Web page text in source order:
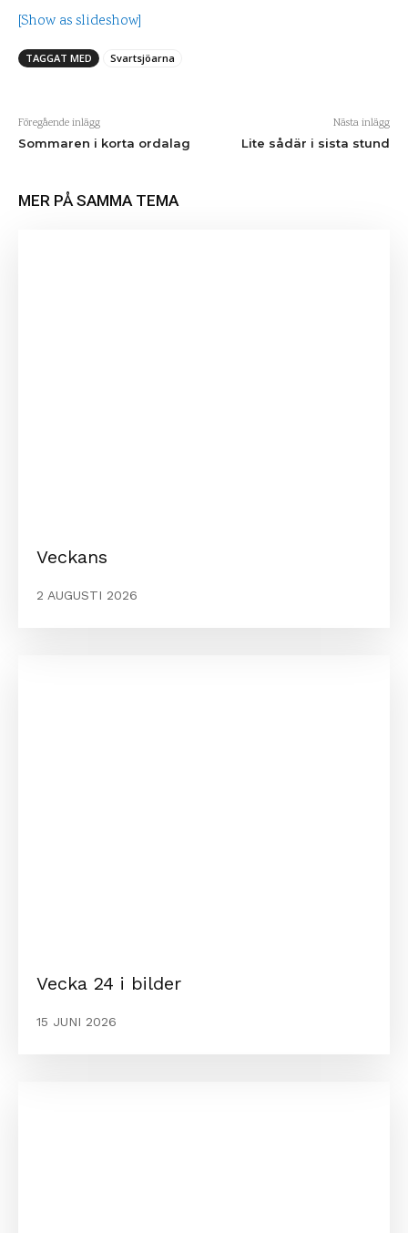
[Show as slideshow]
TAGGAT MED Svartsjöarna
Föregående inlägg
Sommaren i korta ordalag
Nästa inlägg
Lite sådär i sista stund
MER PÅ SAMMA TEMA
Veckans
2 AUGUSTI 2026
Vecka 24 i bilder
15 JUNI 2026